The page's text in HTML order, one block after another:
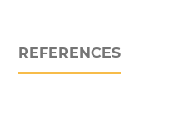
REFERENCES